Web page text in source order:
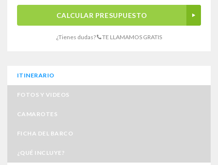
CALCULAR PRESUPUESTO
¿Tienes dudas? TE LLAMAMOS GRATIS
ITINERARIO
FOTOS Y VIDEOS
CAMAROTES
FICHA DEL BARCO
¿QUÉ INCLUYE?